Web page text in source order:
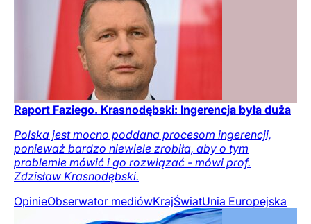
Raport Faziego. Krasnodębski: Ingerencja była duża
Polska jest mocno poddana procesom ingerencji,
ponieważ bardzo niewiele zrobiła, aby o tym
problemie mówić i go rozwiązać - mówi prof.
Zdzisław Krasnodębski.
OpinieObserwator mediówKrajŚwiatUnia Europejska